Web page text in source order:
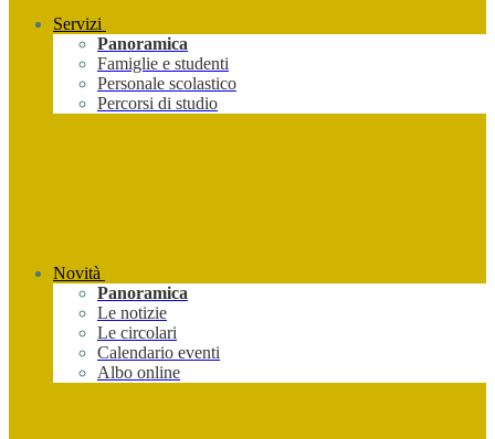
Servizi
Panoramica
Famiglie e studenti
Personale scolastico
Percorsi di studio
Novità
Panoramica
Le notizie
Le circolari
Calendario eventi
Albo online